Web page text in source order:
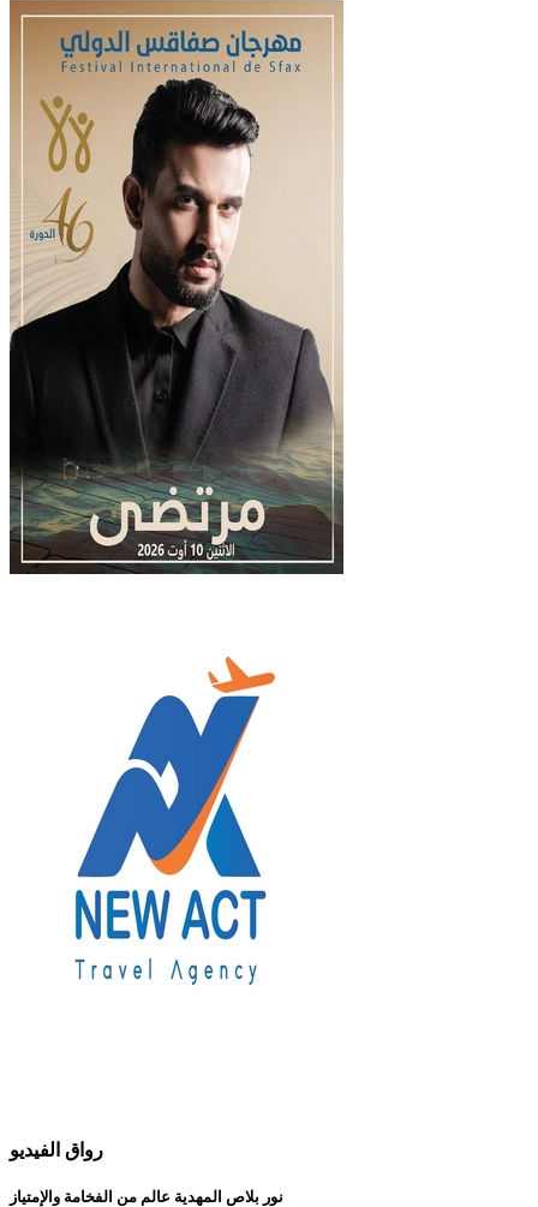
رواق الفيديو
نور بلاص المهدية عالم من الفخامة والإمتياز